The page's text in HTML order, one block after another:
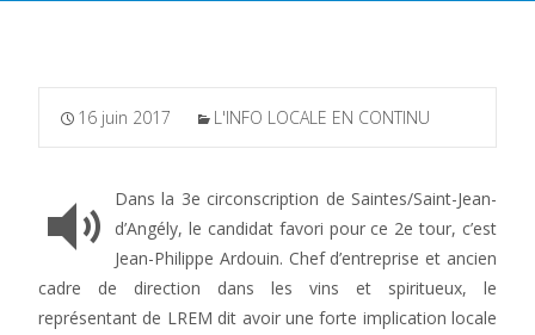
16 juin 2017 L'INFO LOCALE EN CONTINU
Dans la 3e circonscription de Saintes/Saint-Jean-
d’Angély, le candidat favori pour ce 2e tour, c’est
Jean-Philippe Ardouin. Chef d’entreprise et ancien
cadre de direction dans les vins et spiritueux, le
représentant de LREM dit avoir une forte implication locale